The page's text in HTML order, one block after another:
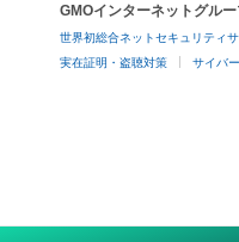
GMOインターネットグル
世界初総合ネットセキュリティ
実在証明・盗聴対策
サイバ